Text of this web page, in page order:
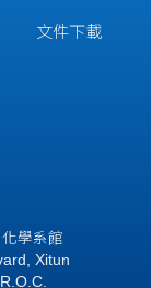
文件下載
學系館
Xitun